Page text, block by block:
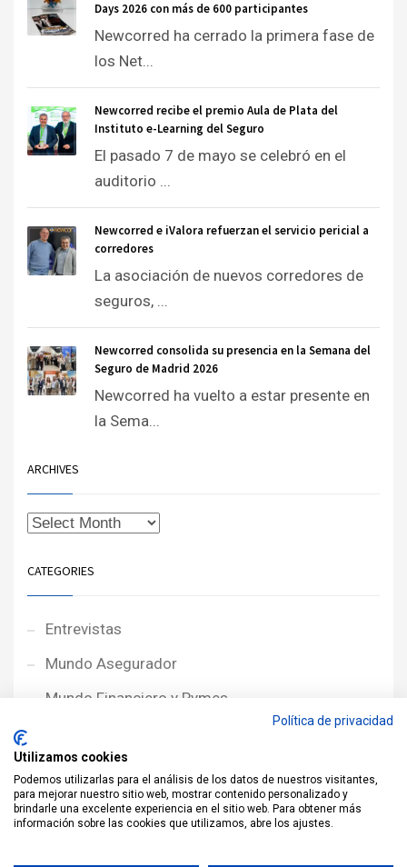
Days 2026 con más de 600 participantes
Newcorred ha cerrado la primera fase de
los Net...
Newcorred recibe el premio Aula de Plata del
Instituto e-Learning del Seguro
El pasado 7 de mayo se celebró en el
auditorio ...
Newcorred e iValora refuerzan el servicio pericial a
corredores
La asociación de nuevos corredores de
seguros, ...
Newcorred consolida su presencia en la Semana del
Seguro de Madrid 2026
Newcorred ha vuelto a estar presente en
la Sema...
ARCHIVES
CATEGORIES
Entrevistas
Mundo Asegurador
Mundo Financiero y Pymes
Noticias NewcorRED
Protagonistas
Política de privacidad
Utilizamos cookies
Podemos utilizarlas para el análisis de los datos de nuestros visitantes,
para mejorar nuestro sitio web, mostrar contenido personalizado y
brindarle una excelente experiencia en el sitio web. Para obtener más
información sobre las cookies que utilizamos, abre los ajustes.